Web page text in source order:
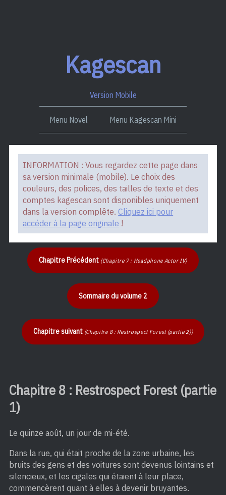
Kagescan
Version Mobile
Menu Novel Menu Kagescan Mini
INFORMATION : Vous regardez cette page dans
sa version minimale (mobile). Le choix des
couleurs, des polices, des tailles de texte et des
comptes kagescan sont disponibles uniquement
dans la version complête.Cliquez ici pour
accéder à la page originale !
Chapitre Précédent (Chapitre 7 : Headphone Actor IV)
Sommaire du volume 2
Chapitre suivant (Chapitre 8 : Restrospect Forest (partie 2))
Chapitre 8 : Restrospect Forest (partie
1)
Le quinze août, un jour de mi-été.
Dans la rue, qui était proche de la zone urbaine, les
bruits des gens et des voitures sont devenus lointains et
silencieux, et les cigales qui étaient à leur place,
commencèrent quant à elles à devenir bruyantes.